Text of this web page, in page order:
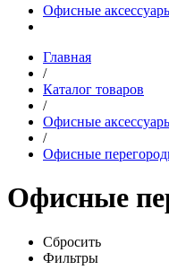
Офисные
Главная
/
Каталог товаров
/
Офисные
/
Офисные
Офисные
Сбросить
Фильтры